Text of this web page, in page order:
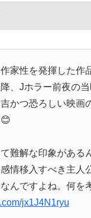
家性を発揮した作
、Jホラー前夜の
かつ恐ろしい映画
難解な印象がある
情移入すべき主人
なんですよね。何を
jx1J4N1ryu